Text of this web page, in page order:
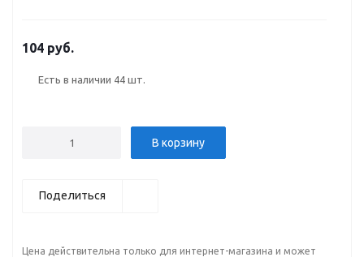
104 руб.
Есть в наличии 44 шт.
В корзину
Поделиться
Цена действительна только для интернет-магазина и может